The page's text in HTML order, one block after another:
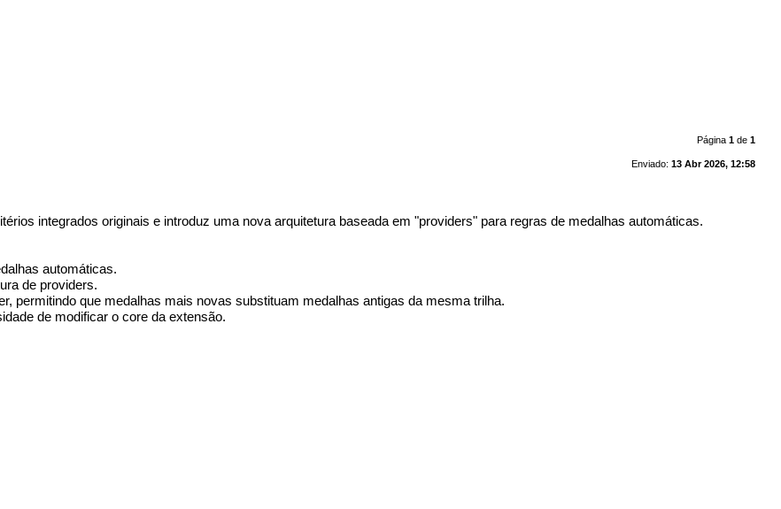
Página 1de 1
Enviado: 13 Abr 2026, 12:58
integrados originais e introduz uma nova arquitetura baseada em "providers" para regras de medalhas automáticas.
automáticas.
de providers.
permitindo que medalhas mais novas substituam medalhas antigas da mesma trilha.
de modificar o core da extensão.